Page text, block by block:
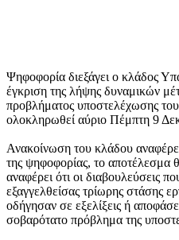
Ψηφοφορία διεξάγει ο κλάδος
έγκριση της λήψης δυναμικών
προβλήματος υποστελέχωσης
ολοκληρωθεί αύριο Πέμπτη 9
Ανακοίνωση του κλάδου
της ψηφοφορίας, το αποτέλεσμα
αναφέρει ότι οι διαβουλεύσεις
εξαγγελθείσας τρίωρης στάσης
οδήγησαν σε εξελίξεις ή
σοβαρότατο πρόβλημα της